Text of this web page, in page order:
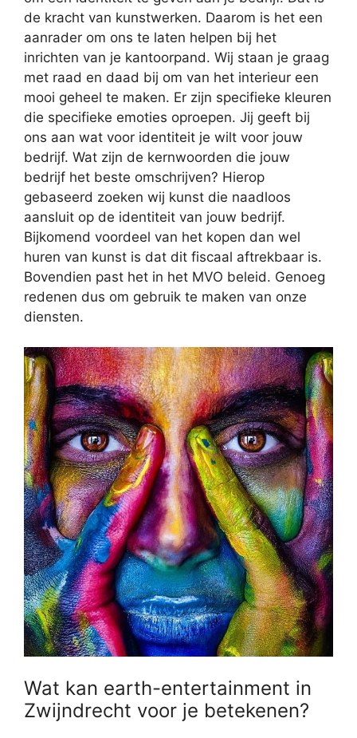
de kracht van kunstwerken. Daarom is het een
aanrader om ons te laten helpen bij het
inrichten van je kantoorpand. Wij staan je graag
met raad en daad bij om van het interieur een
mooi geheel te maken. Er zijn specifieke kleuren
die specifieke emoties oproepen. Jij geeft bij
ons aan wat voor identiteit je wilt voor jouw
bedrijf. Wat zijn de kernwoorden die jouw
bedrijf het beste omschrijven? Hierop
gebaseerd zoeken wij kunst die naadloos
aansluit op de identiteit van jouw bedrijf.
Bijkomend voordeel van het kopen dan wel
huren van kunst is dat dit fiscaal aftrekbaar is.
Bovendien past het in het MVO beleid. Genoeg
redenen dus om gebruik te maken van onze
diensten.
Wat kan earth-entertainment in
Zwijndrecht voor je betekenen?